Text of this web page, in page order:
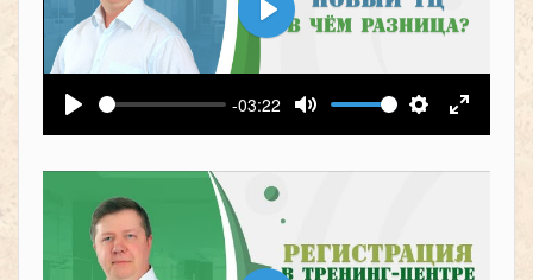
Воспроизвести
-03:22
Выключить звукНастройки
На
Воспроизвести